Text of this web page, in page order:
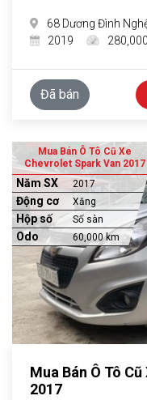
68 Dương Đình
2019
Đã bán
Mua Bán Ô Tô Cũ Xe
Chevrolet Spark Van 2017
Năm SX 2017
Động cơ Xăng
Hộp số Số sàn
Odo 60,000 km
Mua Bán Ô Tô
2017